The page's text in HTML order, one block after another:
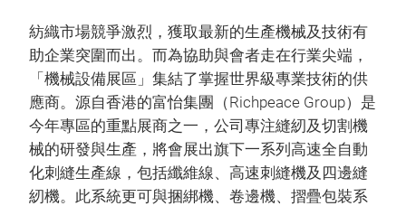
紡織市場競爭激烈，獲取最新的生產機械及技術有
助企業突圍而出。而為協助與會者走在行業尖端，
「機械設備展區」集結了掌握世界級專業技術的供
應商。源自香港的富怡集團（Richpeace Group）是
今年專區的重點展商之一，公司專注縫紉及切割機
械的研發與生產，將會展出旗下一系列高速全自動
化刺縫生產線，包括纖維線、高速刺縫機及四邊縫
紉機。此系統更可與捆綁機、卷邊機、摺疊包裝系